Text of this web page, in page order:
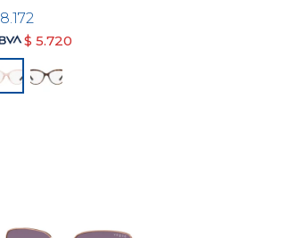
8.172
$ 5.720